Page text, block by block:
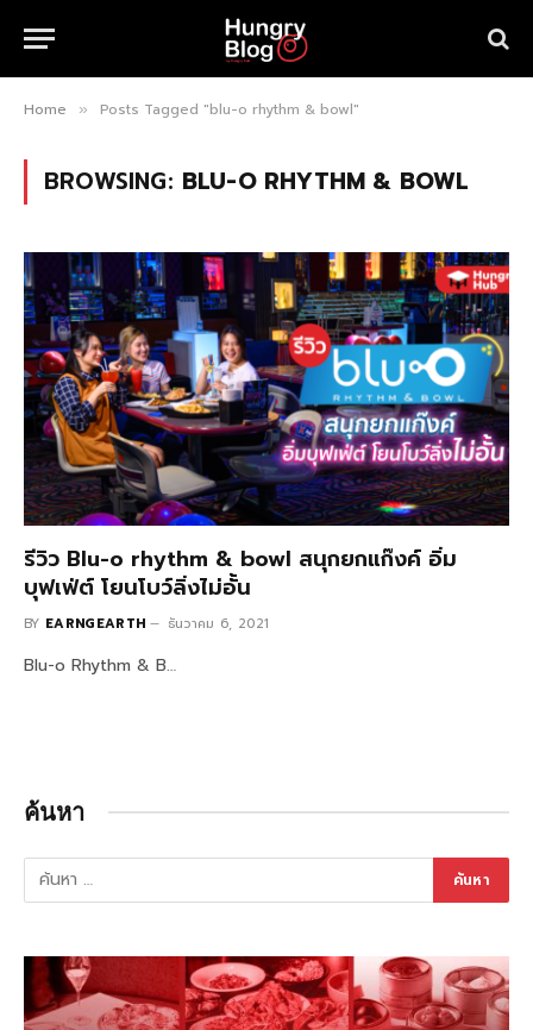
Home » Posts Tagged "blu-o rhythm & bowl"
BROWSING: BLU-O RHYTHM & BOWL
รีวิว Blu-o rhythm & bowl สนุกยกแก๊งค์ อิ่ม
บุฟเฟ่ต์ โยนโบว์ลิ่งไม่อั้น
BY EARNGEARTH ธันวาคม 6, 2021
Blu-o Rhythm & B…
ค้นหา